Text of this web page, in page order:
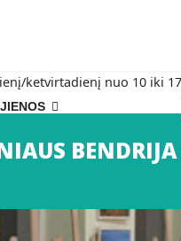
ketvirtadienį nuo 10 iki
BENDRIJA